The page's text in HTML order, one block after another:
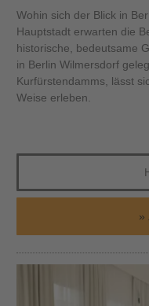
Wohin sich der Blick in
Hauptstadt erwarten die
historische, bedeutsame
in Berlin Wilmersdorf
Kurfürstendamms, lässt
Weise erleben.